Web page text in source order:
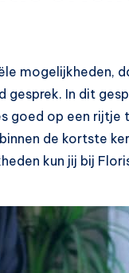
mogelijkheden,
In dit
goed op een
de kortste
kun jij bij